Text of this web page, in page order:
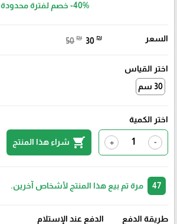
-40% خصم لفترة محدودة
السعر 50 ₪ 30 ₪
اختر القياس
30 سم
اختر الكمية
-
+
shopping_cart شراء هذا المنتج
مرة تم بيع هذا المنتج لأشخاص آخرين.
طريقة الدفع
الدفع عند الإستلام